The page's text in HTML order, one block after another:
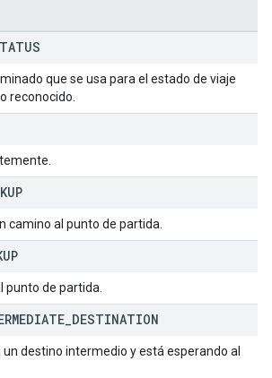
que se usa para el estado de viaje
reconocido.
camino al punto de partida.
punto de partida.
DESTINATION
un destino intermedio y está esperando al